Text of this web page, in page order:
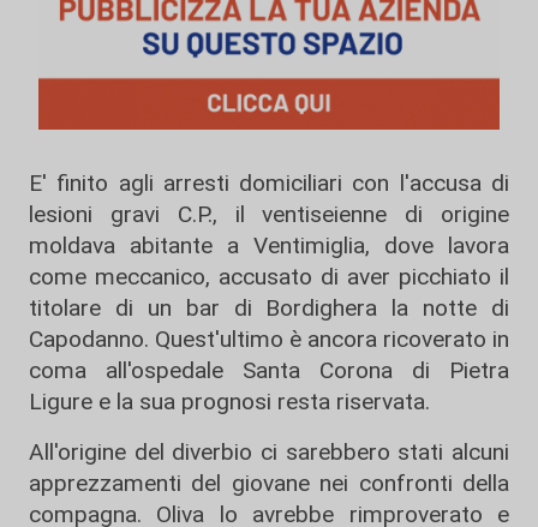
E' finito agli arresti domiciliari con l'accusa di
lesioni gravi C.P., il ventiseienne di origine
moldava abitante a Ventimiglia, dove lavora
come meccanico, accusato di aver picchiato il
titolare di un bar di Bordighera la notte di
Capodanno. Quest'ultimo è ancora ricoverato in
coma all'ospedale Santa Corona di Pietra
Ligure e la sua prognosi resta riservata.
All'origine del diverbio ci sarebbero stati alcuni
apprezzamenti del giovane nei confronti della
compagna. Oliva lo avrebbe rimproverato e